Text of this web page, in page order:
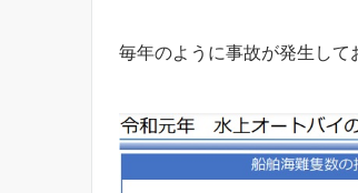
毎年のように事故が発生して